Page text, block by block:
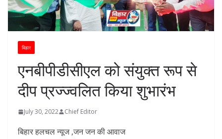
बिहार
एनबीपीडीसीएल को संयुक्त रूप से
दीप प्रज्ज्वलित किया शुभारंभ
July 30, 2022 Chief Editor
बिहार हलचल न्यूज ,जन जन की आवाज